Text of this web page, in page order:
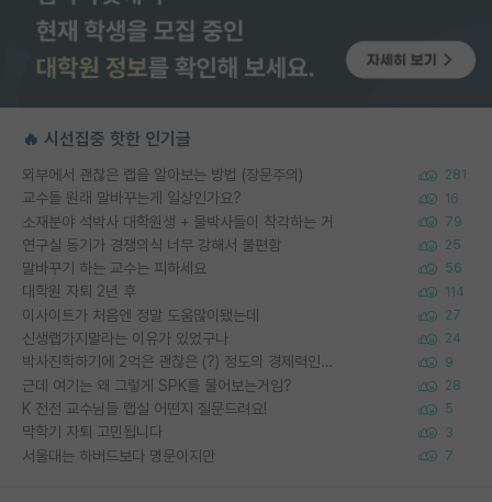
🔥 시선집중 핫한 인기글
외부에서 괜찮은 랩을 알아보는 방법 (장문주의) 281
교수들 원래 말바꾸는게 일상인가요? 16
소재분야 석박사 대학원생 + 물박사들이 착각하는 거 79
연구실 동기가 경쟁의식 너무 강해서 불편함 25
말바꾸기 하는 교수는 피하세요 56
대학원 자퇴 2년 후 114
이사이트가 처음엔 정말 도움많이됐는데 27
신생랩가지말라는 이유가 있었구나 24
박사진학하기에 2억은 괜찮은 (?) 정도의 경제력인가요 9
근데 여기는 왜 그렇게 SPK를 물어보는거임? 28
K 전전 교수님들 랩실 어떤지 질문드려요! 5
막학기 자퇴 고민됩니다 3
서울대는 하버드보다 명문이지만 7